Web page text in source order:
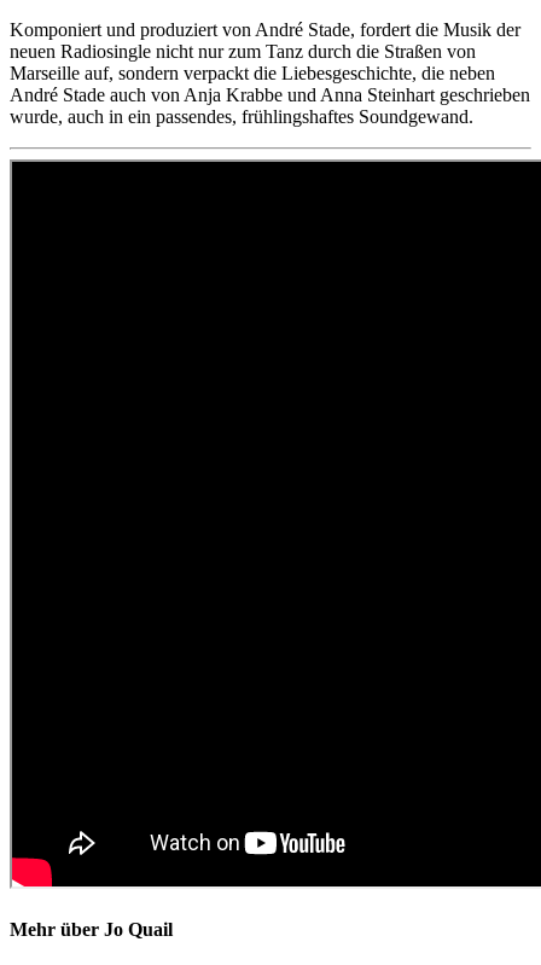
Komponiert und produziert von André Stade, fordert die Musik der
neuen Radiosingle nicht nur zum Tanz durch die Straßen von
Marseille auf, sondern verpackt die Liebesgeschichte, die neben
André Stade auch von Anja Krabbe und Anna Steinhart geschrieben
wurde, auch in ein passendes, frühlingshaftes Soundgewand.
Mehr über Jo Quail